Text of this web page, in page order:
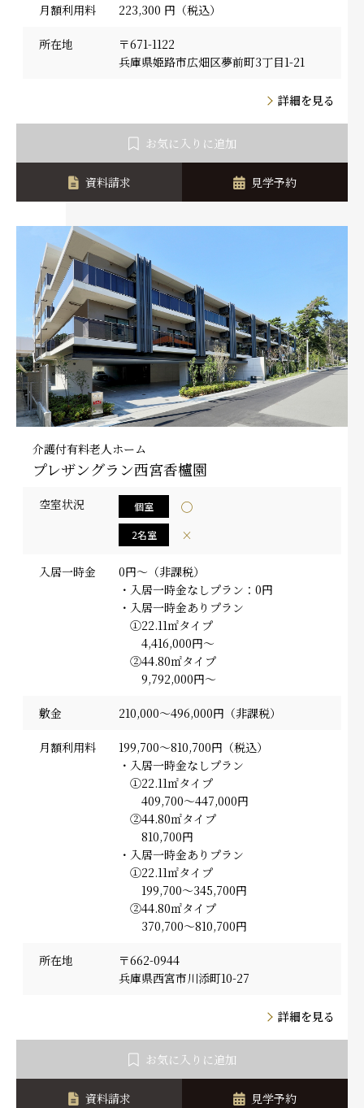
月額利用料 223,300 円（税込）
所在地
〒671-1122
兵庫県姫路市広畑区夢前町3丁目1-21
詳細を見る
お気に入りに追加
資料請求 見学予約
介護付有料老人ホーム
プレザングラン西宮香櫨園
空室状況 個室 ◯
2名室 ×
入居一時金
0円～（非課税）
・入居一時金なしプラン：0円
・入居一時金ありプラン
①22.11㎡タイプ
4,416,000円～
②44.80㎡タイプ
9,792,000円～
敷金 210,000～496,000円（非課税）
月額利用料
199,700～810,700円（税込）
・入居一時金なしプラン
①22.11㎡タイプ
409,700～447,000円
②44.80㎡タイプ
810,700円
・入居一時金ありプラン
①22.11㎡タイプ
199,700～345,700円
②44.80㎡タイプ
370,700～810,700円
所在地
〒662-0944
兵庫県西宮市川添町10-27
詳細を見る
お気に入りに追加
資料請求 見学予約